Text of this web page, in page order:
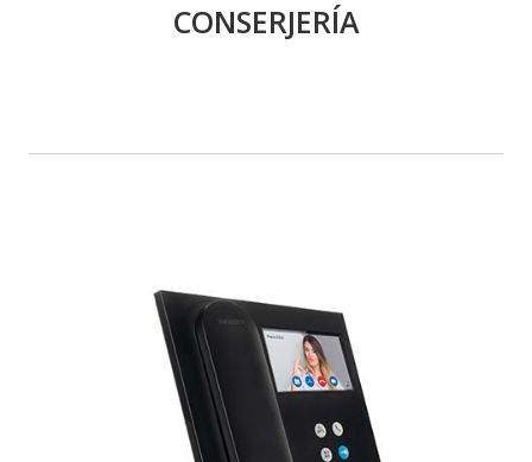
CONSERJERÍA